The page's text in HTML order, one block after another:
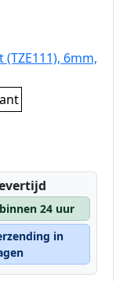
6mm,
24 uur
in